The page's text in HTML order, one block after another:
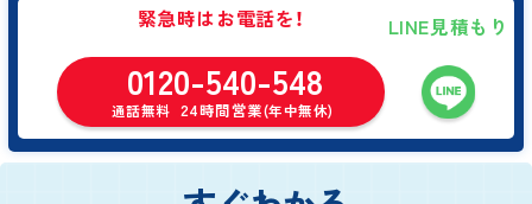
緊急時はお電話を！
0120-540-548
通話無料 24時間営業(年中無休)
LINE見積もり